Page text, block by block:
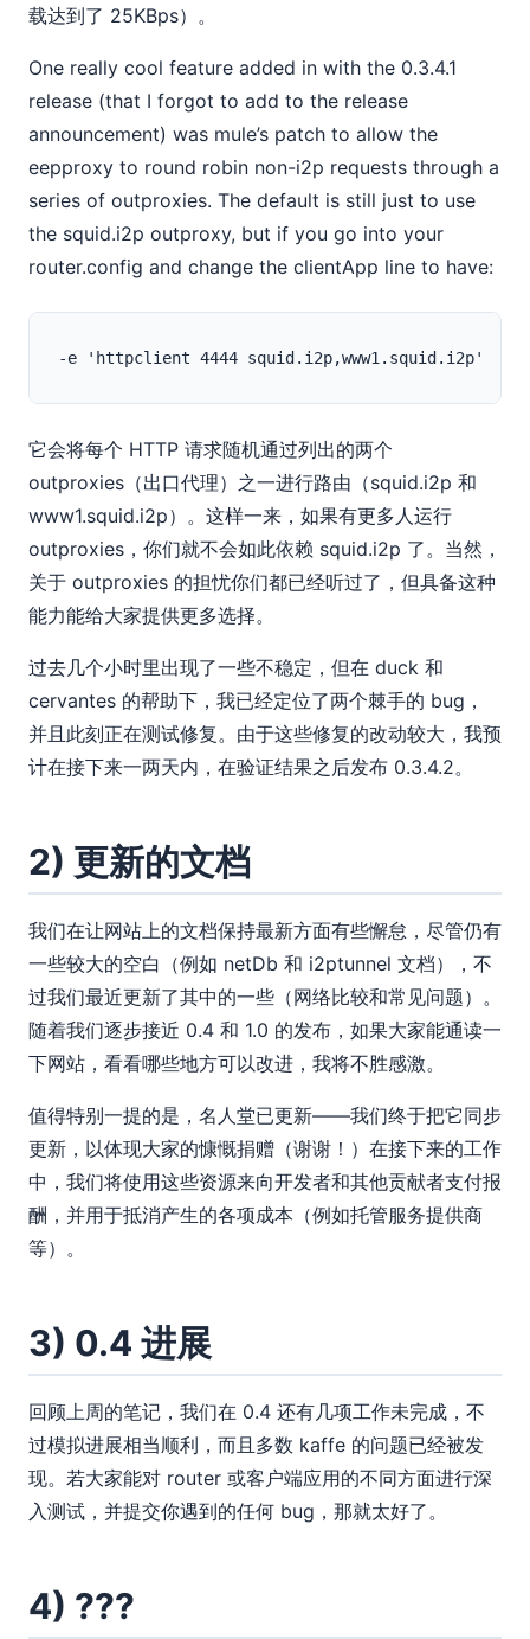
载达到了 25KBps）。
One really cool feature added in with the 0.3.4.1
release (that I forgot to add to the release
announcement) was mule’s patch to allow the
eepproxy to round robin non-i2p requests through a
series of outproxies. The default is still just to use
the squid.i2p outproxy, but if you go into your
router.config and change the clientApp line to have:
它会将每个 HTTP 请求随机通过列出的两个
outproxies（出口代理）之一进行路由（squid.i2p 和
www1.squid.i2p）。这样一来，如果有更多人运行
outproxies，你们就不会如此依赖 squid.i2p 了。当然，
关于 outproxies 的担忧你们都已经听过了，但具备这种
能力能给大家提供更多选择。
过去几个小时里出现了一些不稳定，但在 duck 和
cervantes 的帮助下，我已经定位了两个棘手的 bug，
并且此刻正在测试修复。由于这些修复的改动较大，我预
计在接下来一两天内，在验证结果之后发布 0.3.4.2。
2) 更新的文档
我们在让网站上的文档保持最新方面有些懈怠，尽管仍有
一些较大的空白（例如 netDb 和 i2ptunnel 文档），不
过我们最近更新了其中的一些（网络比较和常见问题）。
随着我们逐步接近 0.4 和 1.0 的发布，如果大家能通读一
下网站，看看哪些地方可以改进，我将不胜感激。
值得特别一提的是，名人堂已更新——我们终于把它同步
更新，以体现大家的慷慨捐赠（谢谢！）在接下来的工作
中，我们将使用这些资源来向开发者和其他贡献者支付报
酬，并用于抵消产生的各项成本（例如托管服务提供商
等）。
3) 0.4 进展
回顾上周的笔记，我们在 0.4 还有几项工作未完成，不
过模拟进展相当顺利，而且多数 kaffe 的问题已经被发
现。若大家能对 router 或客户端应用的不同方面进行深
入测试，并提交你遇到的任何 bug，那就太好了。
4) ???